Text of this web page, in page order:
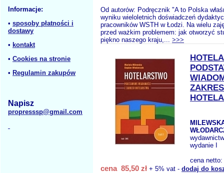
Informacje:
• sposoby płatności i
dostawy
• kontakt
• Cookies na stronie
• Regulamin zakupów
Napisz
propresssp@gmail.com
Od autorów: Podręcznik "A to Polska
wyniku wieloletnich doświadczeń
pracowników WSTH w Łodzi. Na wielu
przed ważkim problemem: jak otworzyć
piękno naszego kraju,... >>>
wydanie I
cena netto:
cena 85,50 zł + 5% vat - dodaj do